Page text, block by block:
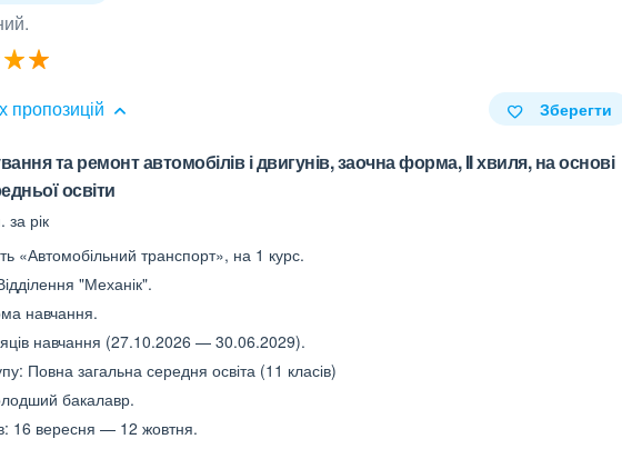
пропозицій Зберегти
та ремонт автомобілів і двигунів, заочна форма, II хвиля, на основі
освіти
за рік
«Автомобільний транспорт», на 1 курс.
"Механік".
навчання.
навчання (27.10.2026 — 30.06.2029).
Повна загальна середня освіта (11 класів)
бакалавр.
16 вересня — 12 жовтня.